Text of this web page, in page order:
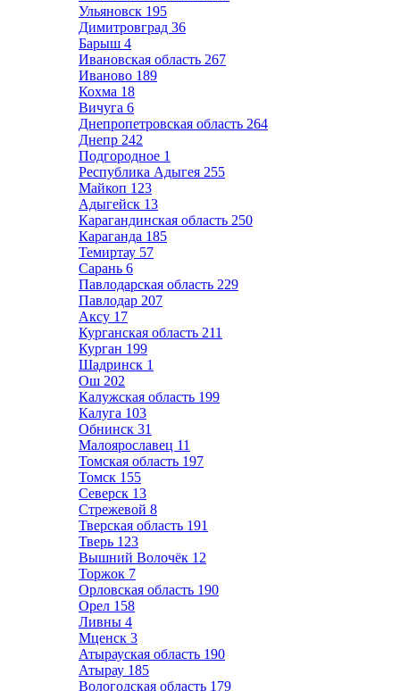
Ульяновск 195
Димитровград 36
Барыш 4
Ивановская область 267
Иваново 189
Кохма 18
Вичуга 6
Днепропетровская область 264
Днепр 242
Подгородное 1
Республика Адыгея 255
Майкоп 123
Адыгейск 13
Карагандинская область 250
Караганда 185
Темиртау 57
Сарань 6
Павлодарская область 229
Павлодар 207
Аксу 17
Курганская область 211
Курган 199
Шадринск 1
Ош 202
Калужская область 199
Калуга 103
Обнинск 31
Малоярославец 11
Томская область 197
Томск 155
Северск 13
Стрежевой 8
Тверская область 191
Тверь 123
Вышний Волочёк 12
Торжок 7
Орловская область 190
Орел 158
Ливны 4
Мценск 3
Атырауская область 190
Атырау 185
Вологодская область 179